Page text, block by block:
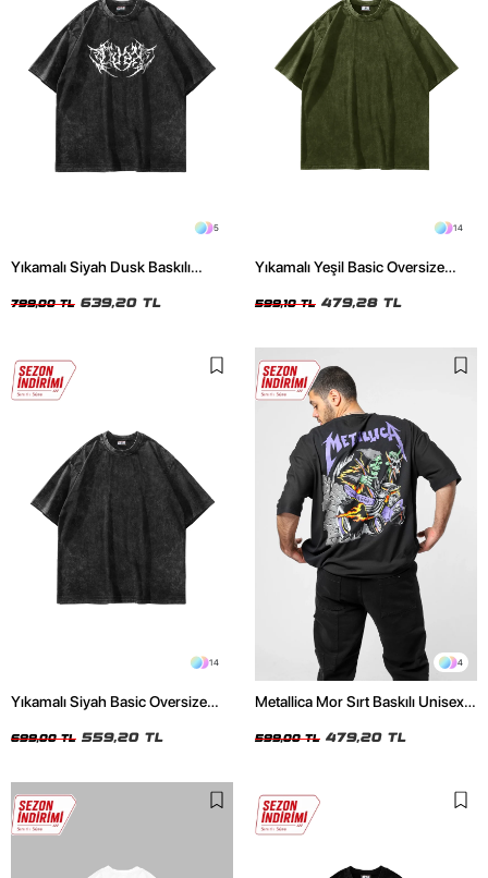
5
Yıkamalı Siyah Dusk Baskılı
799,00 TL 639,20 TL
14
Yıkamalı Yeşil Basic Oversize
599,10 TL 479,28 TL
14
Yıkamalı Siyah Basic Oversize
699,00 TL 559,20 TL
4
Metallica Mor Sırt Baskılı Unisex
599,00 TL 479,20 TL